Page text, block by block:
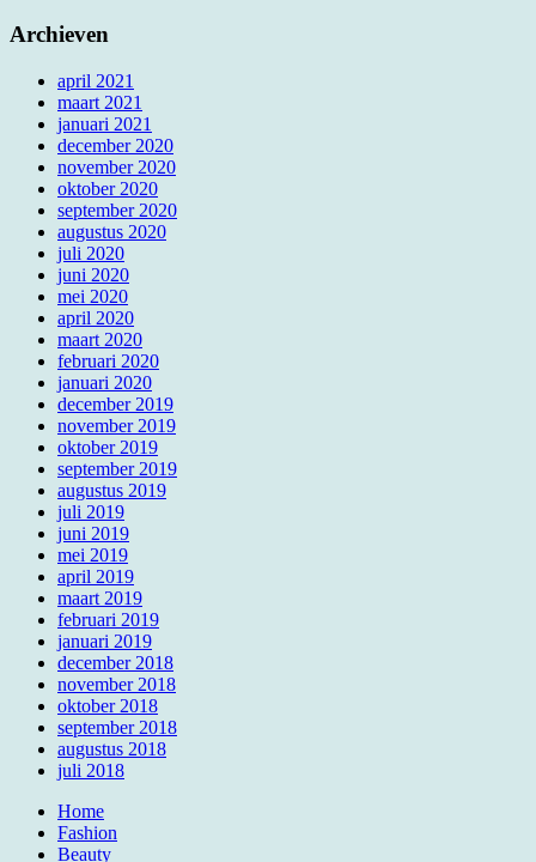
Archieven
april 2021
maart 2021
januari 2021
december 2020
november 2020
oktober 2020
september 2020
augustus 2020
juli 2020
juni 2020
mei 2020
april 2020
maart 2020
februari 2020
januari 2020
december 2019
november 2019
oktober 2019
september 2019
augustus 2019
juli 2019
juni 2019
mei 2019
april 2019
maart 2019
februari 2019
januari 2019
december 2018
november 2018
oktober 2018
september 2018
augustus 2018
juli 2018
Home
Fashion
Beauty